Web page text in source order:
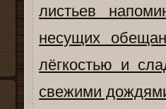
листьев
несущих
лёгкостью и
свежими